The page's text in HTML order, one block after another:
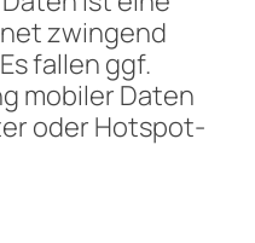
zwingend
fallen ggf.
mobiler Daten
oder Hotspot-